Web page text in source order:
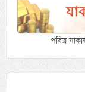
পবিত্র